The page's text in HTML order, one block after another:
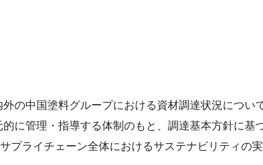
の中国塗料グループにおける資材調達状況につい
に管理・指導する体制のもと、調達基本方針に
ライチェーン全体におけるサステナビリティの